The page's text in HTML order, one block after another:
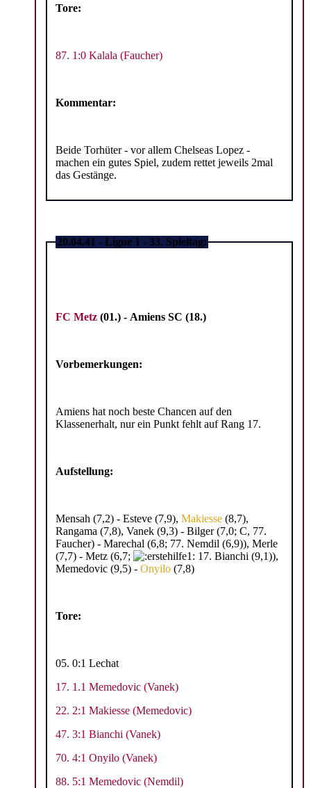
Tore:
87. 1:0 Kalala (Faucher)
Kommentar:
Beide Torhüter - vor allem Chelseas Lopez -
machen ein gutes Spiel, zudem rettet jeweils 2mal
das Gestänge.
20.04.41 - Ligue 1 - 33. Spieltag:
FC Metz (01.) - Amiens SC (18.)
Vorbemerkungen:
Amiens hat noch beste Chancen auf den
Klassenerhalt, nur ein Punkt fehlt auf Rang 17.
Aufstellung:
Mensah (7,2) - Esteve (7,9), Makiesse (8,7),
Rangama (7,8), Vanek (9,3) - Bilger (7,0; C, 77.
Faucher) - Marechal (6,8; 77. Nemdil (6,9)), Merle
(7,7) - Metz (6,7;
17. Bianchi (9,1)),
Memedovic (9,5) - Onyilo (7,8)
Tore:
05. 0:1 Lechat
17. 1.1 Memedovic (Vanek)
22. 2:1 Makiesse (Memedovic)
47. 3:1 Bianchi (Vanek)
70. 4:1 Onyilo (Vanek)
88. 5:1 Memedovic (Nemdil)